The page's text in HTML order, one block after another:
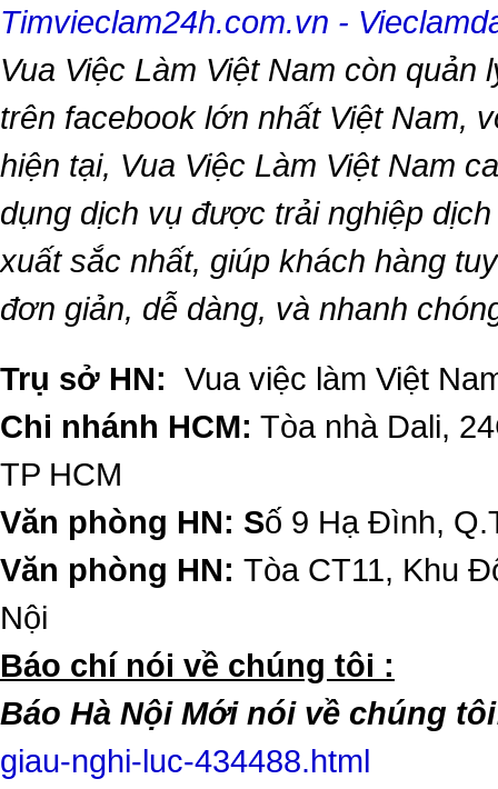
Timvieclam24h.com.vn -
Vua Việc Làm Việt Nam còn quản
trên facebook lớn nhất Việt Nam,
hiện tại, Vua Việc Làm Việt Nam
dụng dịch vụ được trải nghiệp
xuất sắc nhất, giúp khách hàng
đơn giản, dễ dàng, và nhanh
Trụ sở HN: Vua việc làm Việt
Chi nhánh HCM: Tòa nhà Dali,
TP HCM
Văn phòng HN: Số 9 Hạ Đình,
Văn phòng HN: Tòa CT11, Khu
Nội
​Báo chí nói về chúng tôi :
Báo Hà Nội Mới nói về chúng
giau-nghi-luc-434488.html